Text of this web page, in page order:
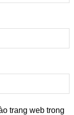
trang web trong